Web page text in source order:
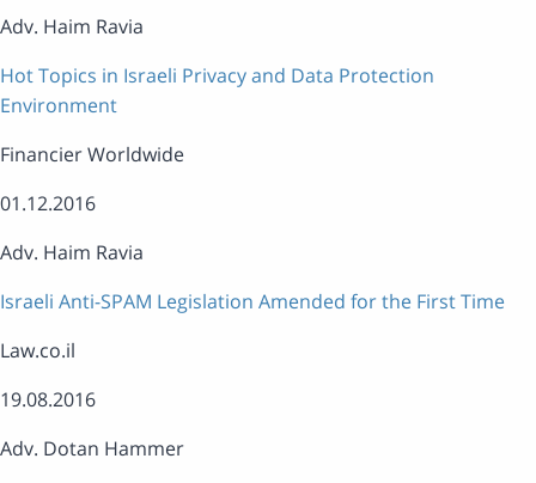
Adv. Haim Ravia
Hot Topics in Israeli Privacy and Data Protection
Environment
Financier Worldwide
01.12.2016
Adv. Haim Ravia
Israeli Anti-SPAM Legislation Amended for the First Time
Law.co.il
19.08.2016
Adv. Dotan Hammer